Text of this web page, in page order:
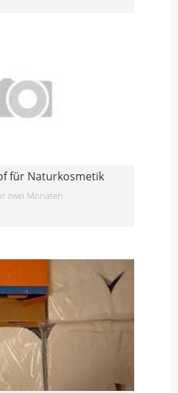
für Naturkosmetik
zwei Monaten